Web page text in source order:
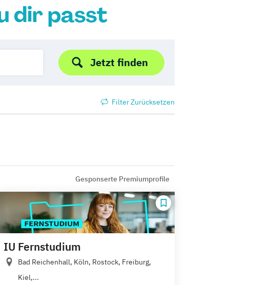
dir passt
Jetzt finden
Filter Zurücksetzen
Gesponserte Premiumprofile
IU Fernstudium
Bad Reichenhall, Köln, Rostock, Freiburg,
Kiel,...